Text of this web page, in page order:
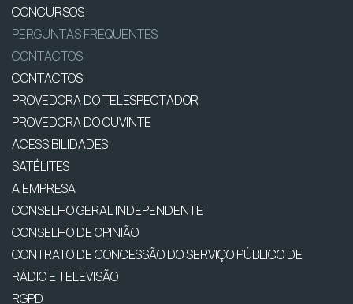
CONCURSOS
PERGUNTAS FREQUENTES
CONTACTOS
CONTACTOS
PROVEDORA DO TELESPECTADOR
PROVEDORA DO OUVINTE
ACESSIBILIDADES
SATÉLITES
A EMPRESA
CONSELHO GERAL INDEPENDENTE
CONSELHO DE OPINIÃO
CONTRATO DE CONCESSÃO DO SERVIÇO PÚBLICO DE
RÁDIO E TELEVISÃO
RGPD